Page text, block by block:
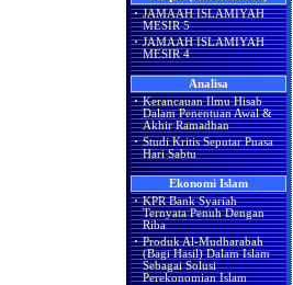
· JAMAAH ISLAMIYAH
MESIR 5
· JAMAAH ISLAMIYAH
MESIR 4
Analisa
· Kerancauan Ilmu Hisab
Dalam Penentuan Awal &
Akhir Ramadhan
· Studi Kritis Seputar Puasa
Hari Sabtu
Ekonomi Islam
· KPR Bank Syariah
Ternyata Penuh Dengan
Riba
· Produk Al-Mudharabah
(Bagi Hasil) Dalam Islam
Sebagai Solusi
Perekonomian Islam